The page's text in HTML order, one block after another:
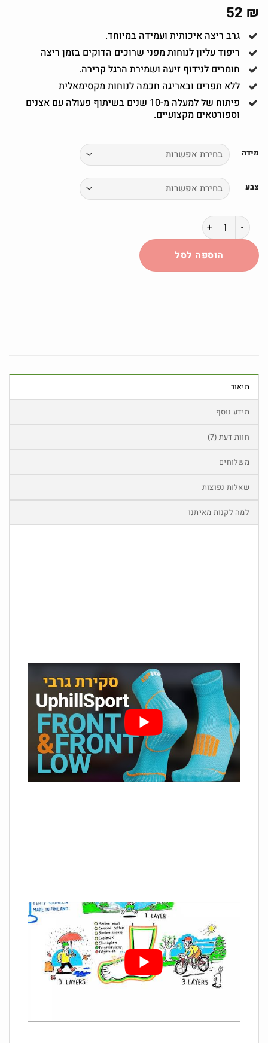
מתוך 5
מבוסס על
לקוחות
52 ₪
גרב ריצה איכותית ועמידה במיוחד.
ריפוד עליון לנוחות מפני שרוכים הדוקים בזמן ריצה
חומרים לנידוף זיעה ושמירת הרגל קרירה.
ללא תפרים ובאריגה חכמה לנוחות מקסימאלית
פיתוח של למעלה מ-10 שנים בשיתוף פעולה עם אצנים
וספורטאים מקצועיים.
מידה
צבע
כמות של Front - גרבי ספורט אידיאליים לספורטאים ואצנים - דגם #8396
הוספה לסל
תיאור
מידע נוסף
חוות דעת (7)
משלוחים
שאלות נפוצות
למה לקנות מאיתנו